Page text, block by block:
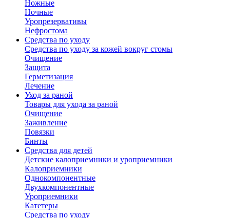
Ножные
Ночные
Уропрезервативы
Нефростома
Средства по уходу
Средства по уходу за кожей вокруг стомы
Очищение
Защита
Герметизация
Лечение
Уход за раной
Товары для ухода за раной
Очищение
Заживление
Повязки
Бинты
Средства для детей
Детские калоприемники и уроприемники
Калоприемники
Однокомпонентные
Двухкомпонентные
Уроприемники
Катетеры
Средства по уходу